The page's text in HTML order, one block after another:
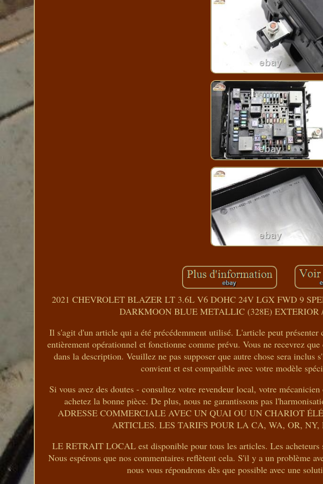
2021 CHEVROLET BLAZER LT 3.6L V6 DOHC 24V LGX FWD 9
DARKMOON BLUE METALLIC (328E) EXTERIOR
Il s'agit d'un article qui a été précédemment utilisé. L'article peut présenter
entièrement opérationnel et fonctionne comme prévu. Vous ne recevrez
dans la description. Veuillez ne pas supposer que autre chose sera
convient et est compatible avec votre modèle
Si vous avez des doutes - consultez votre revendeur local, votre
achetez la bonne pièce. De plus, nous ne garantissons pas
ADRESSE COMMERCIALE AVEC UN QUAI OU UN CHARIOT
ARTICLES. LES TARIFS POUR LA CA, WA, OR, NY,
LE RETRAIT LOCAL est disponible pour tous les articles. Les acheteurs
Nous espérons que nos commentaires reflètent cela. S'il y a un problème
nous vous répondrons dès que possible avec une